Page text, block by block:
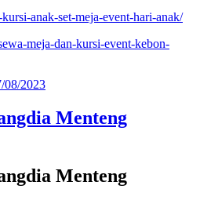
anak-set-meja-event-hari-anak/
meja-dan-kursi-event-kebon-
08/2023
Menteng
Menteng